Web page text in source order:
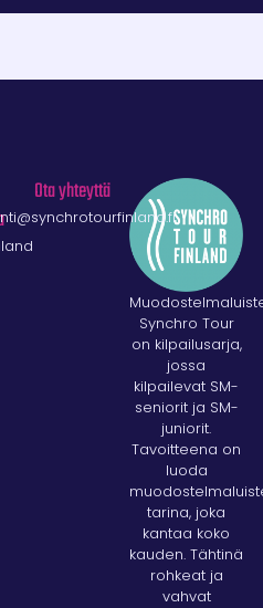
Synchro Tour
on kilpailusarja,
jossa
kilpailevat SM-
seniorit ja SM-
juniorit.
Tavoitteena on
luoda
tarina, joka
kantaa koko
kauden. Tähtinä
rohkeat ja
vahvat
Ota yhteyttä